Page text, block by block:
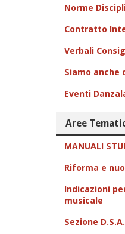
Norme
Contratto
Verbali
Siamo anche
Eventi
Aree
MANUALI
Riforma e
Indicazioni
musicale
Sezione D.S.A.